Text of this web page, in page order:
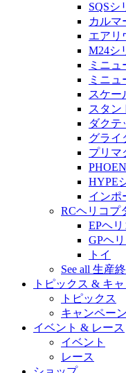
SQSシ
カルマ
エアリ
M24シ
ミニ
ミニ
スケー
スタン
ダクテ
グライ
プリマ
HYPE
インポ
RCヘリコプ
EPヘ
GPヘ
トイ
See all 生産
トピックス & キ
トピックス
キャンペーン
イベント & レース
イベント
レース